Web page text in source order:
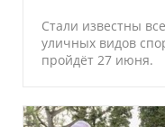
Стали известны
уличных видов
пройдёт 27 июня.